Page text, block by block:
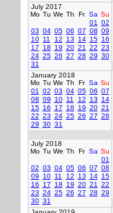
July 2017
Mo Tu We Th Fr Sa Su
01
02
03 04 05 06 07 08 09
10 11 12 13 14 15 16
17
18 19 20 21 22 23
24 25 26 27 28 29 30
31
January 2018
Mo Tu We Th Fr Sa Su
01
02 03 04 05 06 07
08 09 10 11 12 13
14
15 16 17 18 19 20 21
22 23 24 25 26 27 28
29 30 31
July 2018
Mo Tu We Th Fr Sa Su
01
02 03 04 05 06 07 08
09
10 11 12 13 14 15
16
17 18 19 20 21
22
23 24 25 26 27 28 29
30 31